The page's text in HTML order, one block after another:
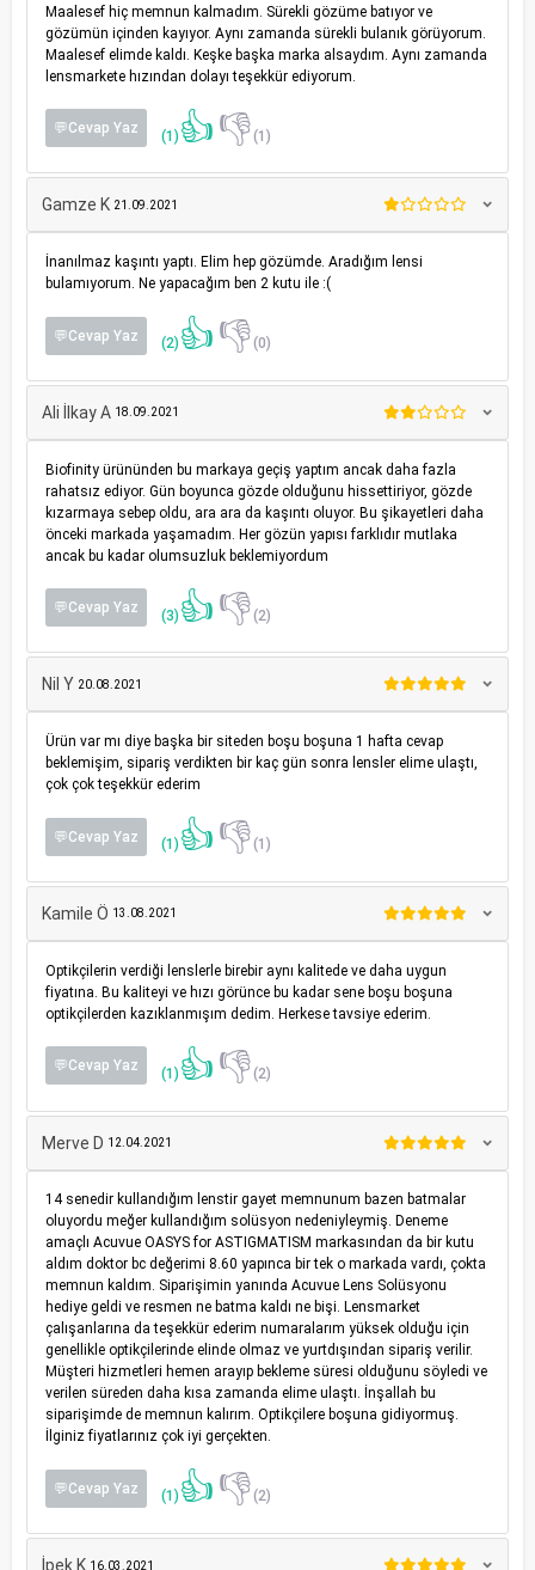
Maalesef hiç memnun kalmadım. Sürekli gözüme batıyor ve
gözümün içinden kayıyor. Aynı zamanda sürekli bulanık görüyorum.
Maalesef elimde kaldı. Keşke başka marka alsaydım. Aynı zamanda
lensmarkete hızından dolayı teşekkür ediyorum.
💬Cevap Yaz (1) 👍👎(1)
Gamze K 21.09.2021
İnanılmaz kaşıntı yaptı. Elim hep gözümde. Aradığım lensi
bulamıyorum. Ne yapacağım ben 2 kutu ile :(
💬Cevap Yaz (2) 👍👎(0)
Ali İlkay A 18.09.2021
Biofinity ürününden bu markaya geçiş yaptım ancak daha fazla
rahatsız ediyor. Gün boyunca gözde olduğunu hissettiriyor, gözde
kızarmaya sebep oldu, ara ara da kaşıntı oluyor. Bu şikayetleri daha
önceki markada yaşamadım. Her gözün yapısı farklıdır mutlaka
ancak bu kadar olumsuzluk beklemiyordum
💬Cevap Yaz (3) 👍👎(2)
Nil Y 20.08.2021
Ürün var mı diye başka bir siteden boşu boşuna 1 hafta cevap
beklemişim, sipariş verdikten bir kaç gün sonra lensler elime ulaştı,
çok çok teşekkür ederim
💬Cevap Yaz (1) 👍👎(1)
Kamile Ö 13.08.2021
Optikçilerin verdiği lenslerle birebir aynı kalitede ve daha uygun
fiyatına. Bu kaliteyi ve hızı görünce bu kadar sene boşu boşuna
optikçilerden kazıklanmışım dedim. Herkese tavsiye ederim.
💬Cevap Yaz (1) 👍👎(2)
Merve D 12.04.2021
14 senedir kullandığım lenstir gayet memnunum bazen batmalar
oluyordu meğer kullandığım solüsyon nedeniyleymiş. Deneme
amaçlı Acuvue OASYS for ASTIGMATISM markasından da bir kutu
aldım doktor bc değerimi 8.60 yapınca bir tek o markada vardı, çokta
memnun kaldım. Siparişimin yanında Acuvue Lens Solüsyonu
hediye geldi ve resmen ne batma kaldı ne bişi. Lensmarket
çalışanlarına da teşekkür ederim numaralarım yüksek olduğu için
genellikle optikçilerinde elinde olmaz ve yurtdışından sipariş verilir.
Müşteri hizmetleri hemen arayıp bekleme süresi olduğunu söyledi ve
verilen süreden daha kısa zamanda elime ulaştı. İnşallah bu
siparişimde de memnun kalırım. Optikçilere boşuna gidiyormuş.
İlginiz fiyatlarınız çok iyi gerçekten.
💬Cevap Yaz (1) 👍👎(2)
İpek K 16.03.2021